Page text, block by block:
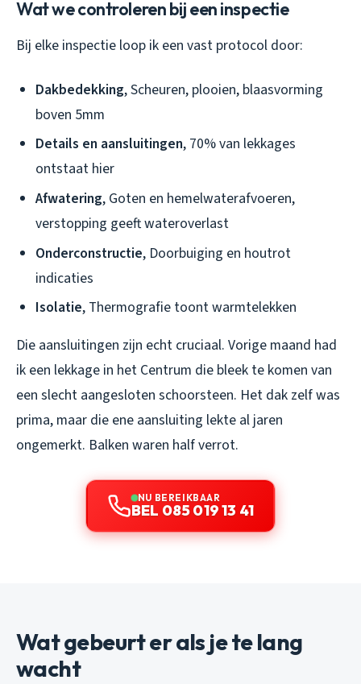
Wat we controleren bij een inspectie
Bij elke inspectie loop ik een vast protocol door:
Dakbedekking, Scheuren, plooien, blaasvorming
boven 5mm
Details en aansluitingen, 70% van lekkages
ontstaat hier
Afwatering, Goten en hemelwaterafvoeren,
verstopping geeft wateroverlast
Onderconstructie, Doorbuiging en houtrot
indicaties
Isolatie, Thermografie toont warmtelekken
Die aansluitingen zijn echt cruciaal. Vorige maand had
ik een lekkage in het Centrum die bleek te komen van
een slecht aangesloten schoorsteen. Het dak zelf was
prima, maar die ene aansluiting lekte al jaren
ongemerkt. Balken waren half verrot.
NU BEREIKBAAR
BEL 085 019 13 41
Wat gebeurt er als je te lang
wacht